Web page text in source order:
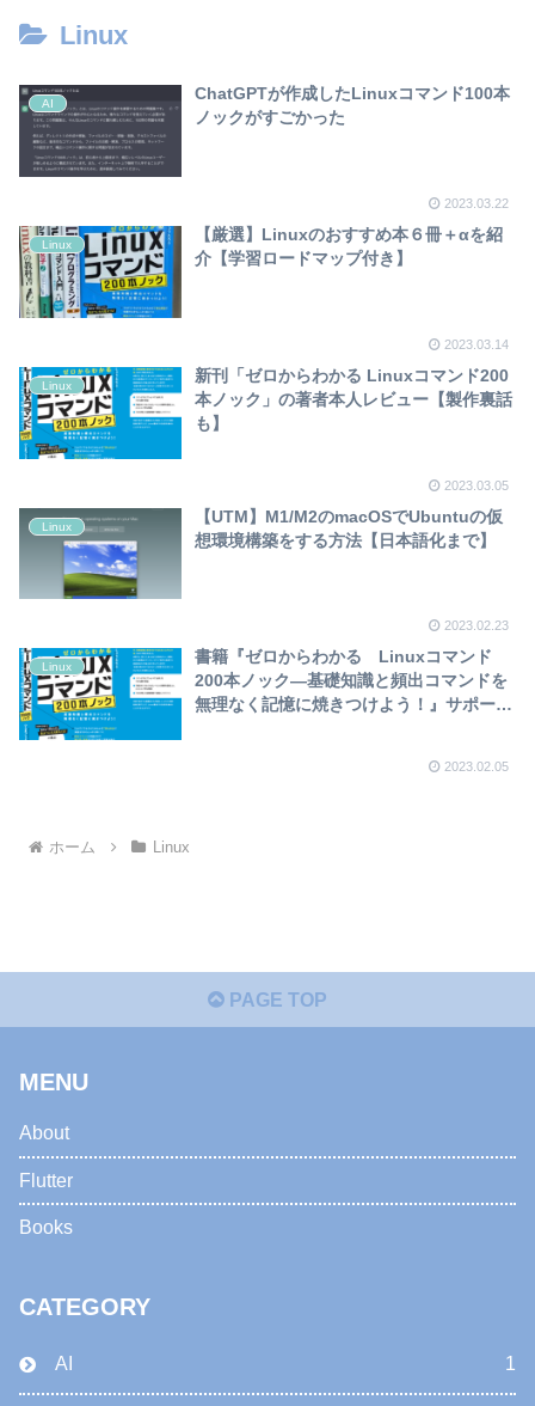
Linux
AI
ChatGPTが作成したLinuxコマンド100本
ノックがすごかった
2023.03.22
Linux
【厳選】Linuxのおすすめ本６冊＋αを紹
介【学習ロードマップ付き】
2023.03.14
Linux
新刊「ゼロからわかる Linuxコマンド200
本ノック」の著者本人レビュー【製作裏話
も】
2023.03.05
Linux
【UTM】M1/M2のmacOSでUbuntuの仮
想環境構築をする方法【日本語化まで】
2023.02.23
Linux
書籍『ゼロからわかる Linuxコマンド
200本ノック―基礎知識と頻出コマンドを
無理なく記憶に焼きつけよう！』サポート
2023.02.05
ホーム Linux
PAGE TOP
MENU
About
Flutter
Books
CATEGORY
AI 1